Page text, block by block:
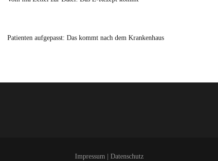
Patienten aufgepasst: Das kommt nach dem Krankenhaus
Impressum| Datenschutz